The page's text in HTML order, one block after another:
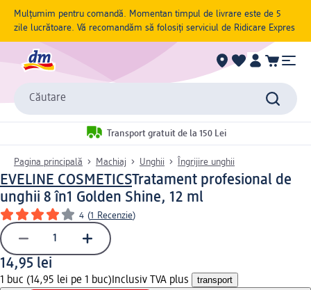
Mulțumim pentru comandă. Momentan timpul de livrare este de 5
zile lucrătoare. Vă recomandăm să folosiți serviciul de Ridicare Expres
Căutare
Transport gratuit de la 150 Lei
Pagina principală Machiaj Unghii Îngrijire unghii
EVELINE COSMETICSTratament profesional de
unghii 8 în1 Golden Shine, 12 ml
4 (1 Recenzie)
14,95 lei
1 buc (14,95 lei pe 1 buc) Inclusiv TVA plus transport